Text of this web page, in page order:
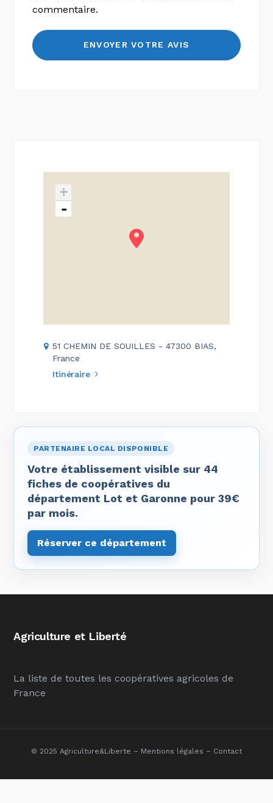
commentaire.
+
-
51 CHEMIN DE SOUILLES - 47300 BIAS,
France
Itinéraire
PARTENAIRE LOCAL DISPONIBLE
Votre établissement visible sur 44
fiches de coopératives du
département Lot et Garonne pour 39€
par mois.
Réserver ce département
Agriculture et Liberté
La liste de toutes les coopératives agricoles de
France
© 2025 Agriculture&Liberte – Mentions légales – Contact